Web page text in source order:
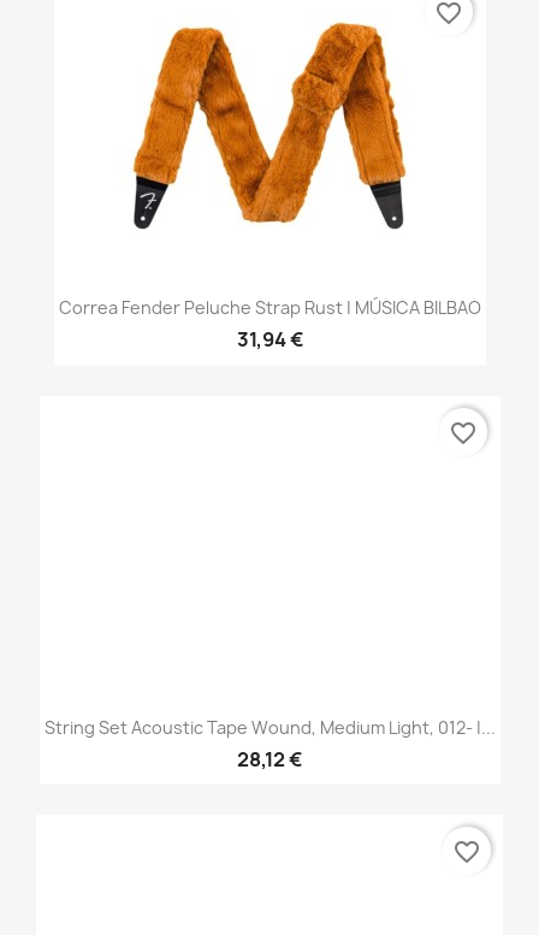
Correa Fender Peluche Strap Rust | MÚSICA BILBAO
31,94 €
favorite_border
String Set Acoustic Tape Wound, Medium Light, 012- |...
28,12 €
favorite_border
favorite_border